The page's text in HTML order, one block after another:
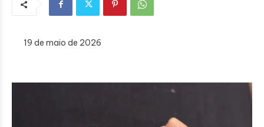
19 de maio de 2026